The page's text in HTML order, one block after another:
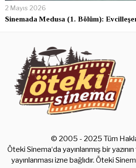
2 Mayıs 2026
Sinemada Medusa (1. Bölüm):
© 2005 - 2025 Tüm
Öteki Sinema‘da yayınlanmış bir
yayınlanması izne bağlıdır. Öteki